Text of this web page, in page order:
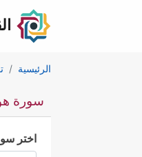
الرئيسية
سورة هود
اختر